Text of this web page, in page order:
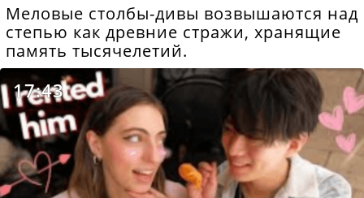
Меловые столбы-дивы возвышаются над
степью как древние стражи, хранящие
память тысячелетий.
17:43